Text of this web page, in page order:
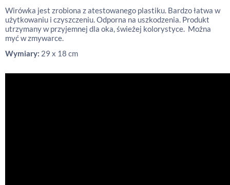
Wirówka jest zrobiona z atestowanego plastiku. Bardzo łatwa w
użytkowaniu i czyszczeniu. Odporna na uszkodzenia. Produkt
utrzymany w przyjemnej dla oka, świeżej kolorystyce. Można
myć w zmywarce.
Wymiary: 29 x 18 cm